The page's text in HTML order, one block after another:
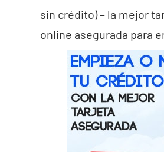
sin crédito) – la mejor
online asegurada para